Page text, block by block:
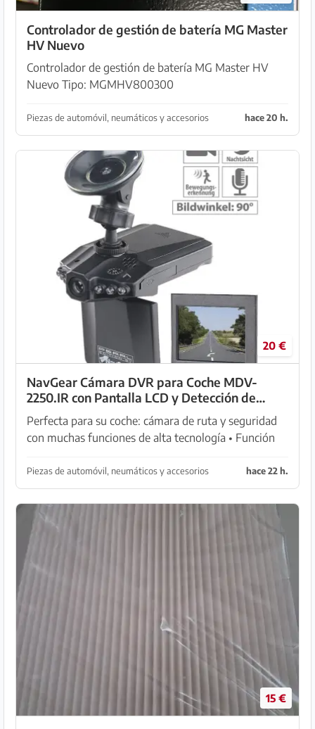
Controlador de gestión de batería MG Master
HV Nuevo
Controlador de gestión de batería MG Master HV
Nuevo Tipo: MGMHV800300
Piezas de automóvil, neumáticos y accesorios hace 20 h.
20 €
NavGear Cámara DVR para Coche MDV-
2250.IR con Pantalla LCD y Detección de
Movimiento
Perfecta para su coche: cámara de ruta y seguridad
con muchas funciones de alta tecnología • Función
barcos, en edificios y mucho más • 6 LEDs
infrarrojos...
Piezas de automóvil, neumáticos y accesorios hace 22 h.
15 €